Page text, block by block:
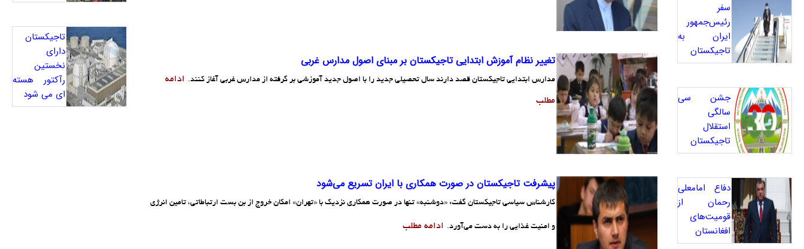
تاجیکستان
دارای
نخستین
رآکتور هسته
ای می شود
تغییر نظام آموزش ابتدایی تاجیکستان بر مبنای اصول مدارس غربی
مدارس ابتدایی تاجیکستان قصد دارند سال تحصیلی جدید را با اصول جدید آموزشی بر گرفته از مدارس غربی آغاز کنند. ادامه
مطلب
پیشرفت تاجیکستان در صورت همکاری با ایران تسریع می‌شود
کارشناس سیاسی تاجیکستان گفت: «دوشنبه» تنها در صورت همکاری نزدیک با «تهران» امکان خروج از بن بست ارتباطاتی، تامین انرژی
و امنیت غذایی را به دست می‌آورد. ادامه مطلب
سفر
رئیس‌جمهور
ایران به
تاجیکستان
جشن سی
سالگی
استقلال
تاجیکستان
دفاع امامعلی
رحمان از
قومیت‌های
افغانستان